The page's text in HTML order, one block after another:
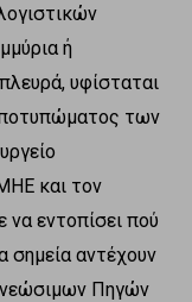
ή
υφίσταται
των
και τον
εντοπίσει πού
σημεία αντέχουν
Πηγών